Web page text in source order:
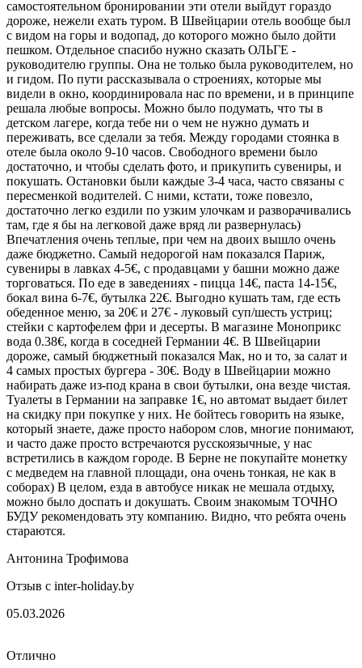
самостоятельном бронировании эти отели выйдут гораздо
дороже, нежели ехать туром. В Швейцарии отель вообще был
с видом на горы и водопад, до которого можно было дойти
пешком. Отдельное спасибо нужно сказать ОЛЬГЕ -
руководителю группы. Она не только была руководителем, но
и гидом. По пути рассказывала о строениях, которые мы
видели в окно, координировала нас по времени, и в принципе
решала любые вопросы. Можно было подумать, что ты в
детском лагере, когда тебе ни о чем не нужно думать и
переживать, все сделали за тебя. Между городами стоянка в
отеле была около 9-10 часов. Свободного времени было
достаточно, и чтобы сделать фото, и прикупить сувениры, и
покушать. Остановки были каждые 3-4 часа, часто связаны с
пересменкой водителей. С ними, кстати, тоже повезло,
достаточно легко ездили по узким улочкам и разворачивались
там, где я бы на легковой даже вряд ли развернулась)
Впечатления очень теплые, при чем на двоих вышло очень
даже бюджетно. Самый недорогой нам показался Париж,
сувениры в лавках 4-5€, с продавцами у башни можно даже
торговаться. По еде в заведениях - пицца 14€, паста 14-15€,
бокал вина 6-7€, бутылка 22€. Выгодно кушать там, где есть
обеденное меню, за 20€ и 27€ - луковый суп/шесть устриц;
стейки с картофелем фри и десерты. В магазине Моноприкс
вода 0.38€, когда в соседней Германии 4€. В Швейцарии
дороже, самый бюджетный показался Мак, но и то, за салат и
4 самых простых бургера - 30€. Воду в Швейцарии можно
набирать даже из-под крана в свои бутылки, она везде чистая.
Туалеты в Германии на заправке 1€, но автомат выдает билет
на скидку при покупке у них. Не бойтесь говорить на языке,
который знаете, даже просто набором слов, многие понимают,
и часто даже просто встречаются русскоязычные, у нас
встретились в каждом городе. В Берне не покупайте монетку
с медведем на главной площади, она очень тонкая, не как в
соборах) В целом, езда в автобусе никак не мешала отдыху,
можно было доспать и докушать. Своим знакомым ТОЧНО
БУДУ рекомендовать эту компанию. Видно, что ребята очень
стараются.
Антонина Трофимова
Отзыв с inter-holiday.by
05.03.2026
Отлично